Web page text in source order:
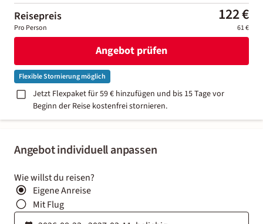
Angebot individuell anpassen
Wie willst du reisen?
Eigene Anreise
Mit Flug
Reisepreis 122 €
Pro Person 61 €
Angebot prüfen
Flexible Stornierung möglich
Jetzt Flexpaket für 59 € hinzufügen und bis 15 Tage vor
Beginn der Reise kostenfrei stornieren.